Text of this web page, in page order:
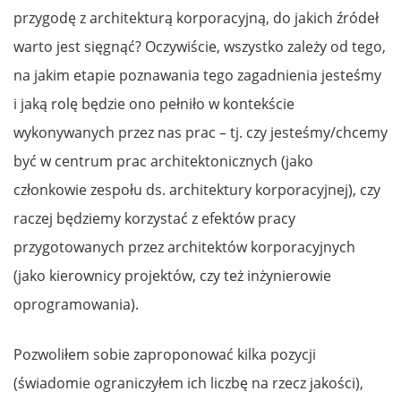
przygodę z architekturą korporacyjną, do jakich źródeł
warto jest sięgnąć? Oczywiście, wszystko zależy od tego,
na jakim etapie poznawania tego zagadnienia jesteśmy
i jaką rolę będzie ono pełniło w kontekście
wykonywanych przez nas prac – tj. czy jesteśmy/chcemy
być w centrum prac architektonicznych (jako
członkowie zespołu ds. architektury korporacyjnej), czy
raczej będziemy korzystać z efektów pracy
przygotowanych przez architektów korporacyjnych
(jako kierownicy projektów, czy też inżynierowie
oprogramowania).
Pozwoliłem sobie zaproponować kilka pozycji
(świadomie ograniczyłem ich liczbę na rzecz jakości),